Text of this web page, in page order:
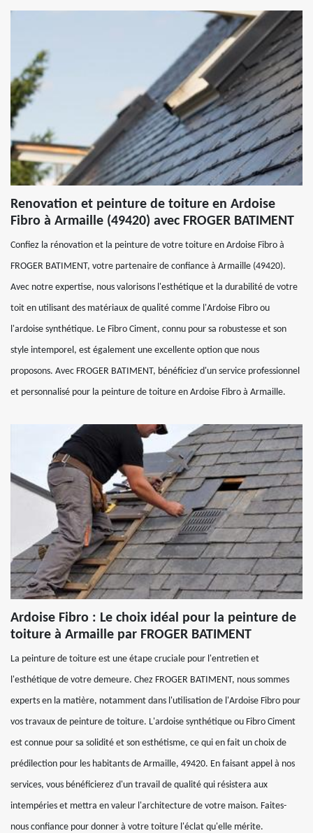
Renovation et peinture de toiture en Ardoise
Fibro à Armaille (49420) avec FROGER BATIMENT
Confiez la rénovation et la peinture de votre toiture en Ardoise Fibro à
FROGER BATIMENT, votre partenaire de confiance à Armaille (49420).
Avec notre expertise, nous valorisons l'esthétique et la durabilité de votre
toit en utilisant des matériaux de qualité comme l'Ardoise Fibro ou
l'ardoise synthétique. Le Fibro Ciment, connu pour sa robustesse et son
style intemporel, est également une excellente option que nous
proposons. Avec FROGER BATIMENT, bénéficiez d'un service professionnel
et personnalisé pour la peinture de toiture en Ardoise Fibro à Armaille.
Ardoise Fibro : Le choix idéal pour la peinture de
toiture à Armaille par FROGER BATIMENT
La peinture de toiture est une étape cruciale pour l'entretien et
l'esthétique de votre demeure. Chez FROGER BATIMENT, nous sommes
experts en la matière, notamment dans l'utilisation de l'Ardoise Fibro pour
vos travaux de peinture de toiture. L'ardoise synthétique ou Fibro Ciment
est connue pour sa solidité et son esthétisme, ce qui en fait un choix de
prédilection pour les habitants de Armaille, 49420. En faisant appel à nos
services, vous bénéficierez d'un travail de qualité qui résistera aux
intempéries et mettra en valeur l'architecture de votre maison. Faites-
nous confiance pour donner à votre toiture l'éclat qu'elle mérite.